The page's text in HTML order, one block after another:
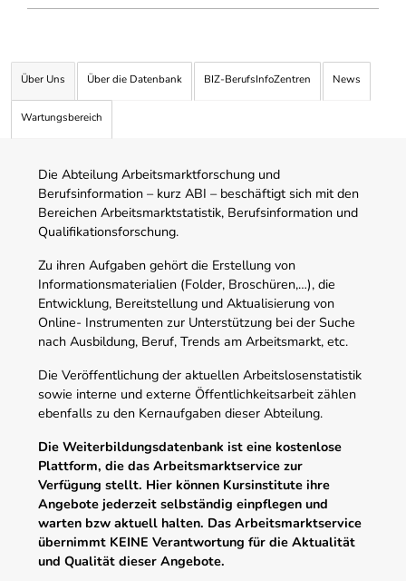
Über Uns Über die Datenbank BIZ-BerufsInfoZentren News
Wartungsbereich
Die Abteilung Arbeitsmarktforschung und
Berufsinformation – kurz ABI – beschäftigt sich mit den
Bereichen Arbeitsmarktstatistik, Berufsinformation und
Qualifikationsforschung.
Zu ihren Aufgaben gehört die Erstellung von
Informationsmaterialien (Folder, Broschüren,…), die
Entwicklung, Bereitstellung und Aktualisierung von
Online- Instrumenten zur Unterstützung bei der Suche
nach Ausbildung, Beruf, Trends am Arbeitsmarkt, etc.
Die Veröffentlichung der aktuellen Arbeitslosenstatistik
sowie interne und externe Öffentlichkeitsarbeit zählen
ebenfalls zu den Kernaufgaben dieser Abteilung.
Die Weiterbildungsdatenbank ist eine kostenlose
Plattform, die das Arbeitsmarktservice zur
Verfügung stellt. Hier können Kursinstitute ihre
Angebote jederzeit selbständig einpflegen und
warten bzw aktuell halten. Das Arbeitsmarktservice
übernimmt KEINE Verantwortung für die Aktualität
und Qualität dieser Angebote.